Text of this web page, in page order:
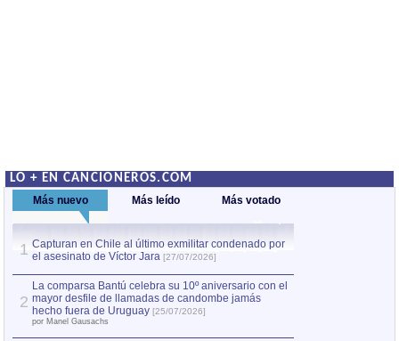
LO + EN CANCIONEROS.COM
Más nuevo Más leído Más votado
1 Capturan en Chile al último exmilitar condenado por
el asesinato de Víctor Jara [27/07/2026]
2
La comparsa Bantú celebra su 10º aniversario con el
mayor desfile de llamadas de candombe jamás
hecho fuera de Uruguay [25/07/2026]
por Manel Gausachs